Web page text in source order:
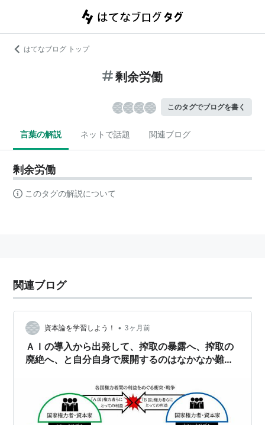
はてなブログ トップ
剰余労働
このタグでブログを書く
言葉の解説 ネットで話題 関連ブログ
剰余労働
このタグの解説について
関連ブログ
資本論を学習しよう！ • 3ヶ月前
ＡＩの導入から出発して、搾取の暴露へ、搾取の
廃絶へ、と自分自身で展開するのはなかなか難し